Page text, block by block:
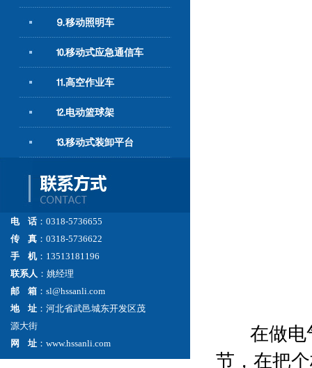
⒐移动照明车
⒑移动式应急通信车
⒒高空作业车
⒓电动篮球架
⒔移动式装卸平台
电 话 ：0318-5736655
传 真 ：0318-5736622
手 机：13513181196
联系人 ：姚经理
邮 箱 ：sl@hssanli.com
地 址 ：河北省武邑城东开发区茂
源大街
网 址 ：www.hssanli.com
在做电气
节，在把